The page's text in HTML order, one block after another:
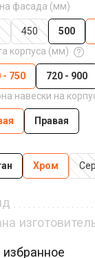
фасада (мм)
450 500
корпуса (мм)
- 750 720 - 900
навески на
Правая
Хром
избранное